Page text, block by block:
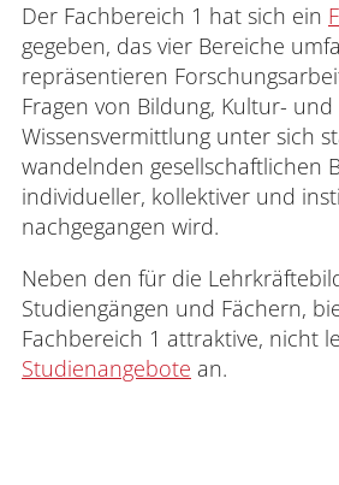
Der Fachbereich 1 hat sich ein
gegeben, das vier Bereiche
repräsentieren
Fragen von Bildung, Kultur- und
Wissensvermittlung unter sich
wandelnden gesellschaftlichen
individueller, kollektiver und
nachgegangen wird.
Neben den für die
Studiengängen und Fächern,
Fachbereich 1 attraktive, nicht
Studienangebote an.